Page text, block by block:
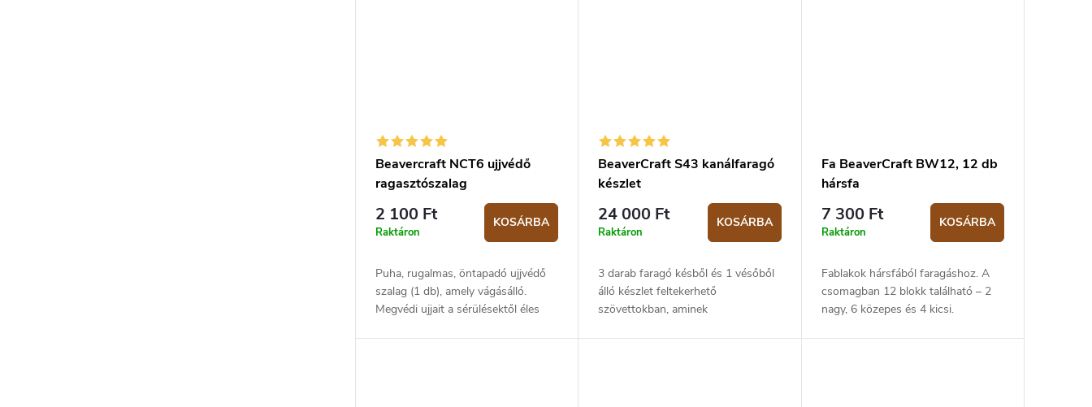
Beavercraft NCT6 ujjvédő
ragasztószalag
2 100 Ft
Raktáron
KOSÁRBA
Puha, rugalmas, öntapadó ujjvédő
szalag (1 db), amely vágásálló.
Megvédi ujjait a sérülésektől éles
BeaverCraft S43 kanálfaragó
készlet
24 000 Ft
Raktáron
KOSÁRBA
3 darab faragó késből és 1 vésőből
álló készlet feltekerhető
szövettokban, aminek
Fa BeaverCraft BW12, 12 db
hársfa
7 300 Ft
Raktáron
KOSÁRBA
Fablakok hársfából faragáshoz. A
csomagban 12 blokk található – 2
nagy, 6 közepes és 4 kicsi.